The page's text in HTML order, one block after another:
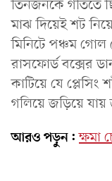
তিনজনকে গতিতে
মাঝ দিয়েই শট
মিনিটে পঞ্চম গোল
রাসফোর্ড বক্সের
কাটিয়ে যে
গলিয়ে জড়িয়ে যায়
আরও পড়ুন: ক্ষমা